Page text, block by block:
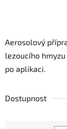
Aerosolový
lezoucího
po aplikaci.
Dostupnost